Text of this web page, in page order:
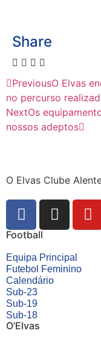
Share
PreviousO Elvas
no percurso
NextOs
nossos adeptos
O Elvas Clube
Football
Equipa Principal
Futebol Feminino
Calendário
Sub-23
Sub-19
Sub-18
O’Elvas